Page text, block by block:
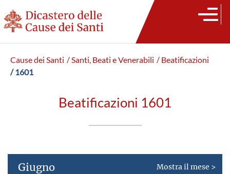
Cause dei Santi / Santi, Beati e Venerabili / Beatificazioni
/ 1601
Beatificazioni 1601
Giugno Mostra il mese >